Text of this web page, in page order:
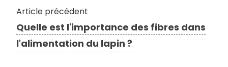
Article précédent
Quelle est l'importance des fibres dans
l'alimentation du lapin ?